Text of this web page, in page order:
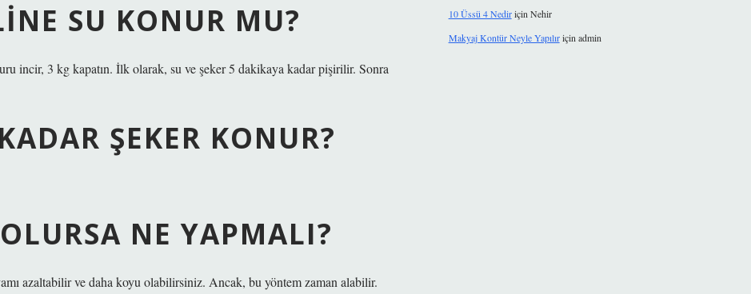
SU KONUR MU?
incir, 3 kg kapatın. İlk olarak, su ve şeker 5 dakikaya kadar pişirilir. Sonra
ŞEKER KONUR?
NE YAPMALI?
azaltabilir ve daha koyu olabilirsiniz. Ancak, bu yöntem zaman alabilir.
10 Üssü 4 Nediriçin Nehir
Makyaj Kontür Neyle Yapılıriçin admin